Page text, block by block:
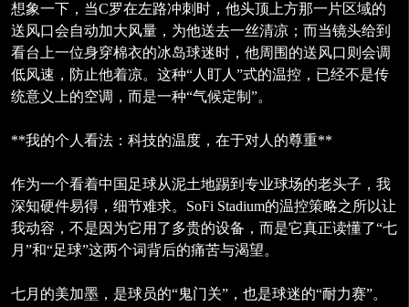
想象一下，当C罗在左路冲刺时，他头顶上方那一片区域的
送风口会自动加大风量，为他送去一丝清凉；而当镜头给到
看台上一位身穿棉衣的冰岛球迷时，他周围的送风口则会调
低风速，防止他着凉。这种“人盯人”式的温控，已经不是传
统意义上的空调，而是一种“气候定制”。
**我的个人看法：科技的温度，在于对人的尊重**
作为一个看着中国足球从泥土地踢到专业球场的老头子，我
深知硬件易得，细节难求。SoFi Stadium的温控策略之所以让
我动容，不是因为它用了多贵的设备，而是它真正读懂了“七
月”和“足球”这两个词背后的痛苦与渴望。
七月的美加墨，是球员的“鬼门关”，也是球迷的“耐力赛”。